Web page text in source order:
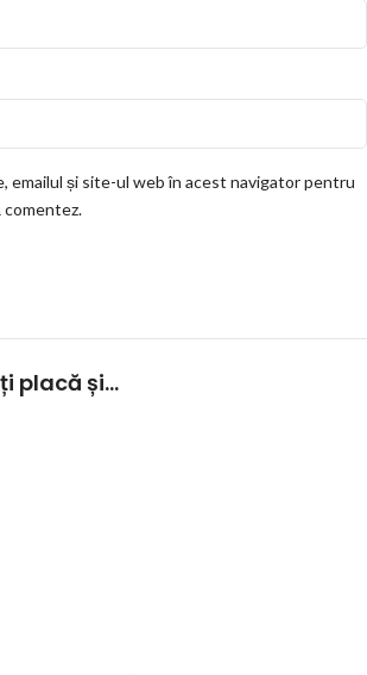
emailul și site-ul web în acest navigator pentru
comentez.
placă și…